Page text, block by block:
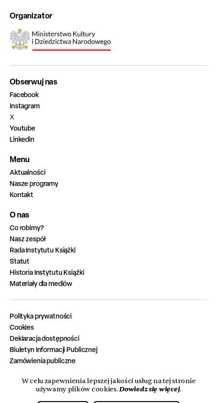
Organizator
Obserwuj nas
Facebook
Instagram
X
Youtube
Linkedin
Menu
Aktualności
Nasze programy
Kontakt
O nas
Co robimy?
Nasz zespół
Rada Instytutu Książki
Statut
Historia Instytutu Książki
Materiały dla mediów
Polityka prywatności
Cookies
Deklaracja dostępności
Biuletyn Informacji Publicznej
Zamówienia publiczne
Oferty pracy
W celu zapewnienia lepszej jakości usług na tej stronie
używamy plików cookies.Dowiedz się więcej.